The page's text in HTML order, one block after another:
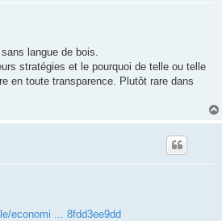
langue de bois.
stratégies et le pourquoi de telle ou telle
en toute transparence. Plutôt rare dans
economi ... 8fdd3ee9dd